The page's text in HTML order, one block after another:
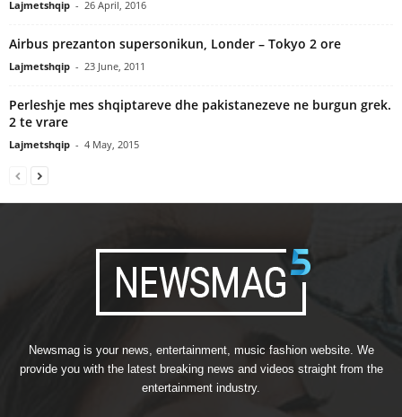
Lajmetshqip - 26 April, 2016
Airbus prezanton supersonikun, Londer – Tokyo 2 ore
Lajmetshqip - 23 June, 2011
Perleshje mes shqiptareve dhe pakistanezeve ne burgun grek.
2 te vrare
Lajmetshqip - 4 May, 2015
Newsmag is your news, entertainment, music fashion website. We
provide you with the latest breaking news and videos straight from the
entertainment industry.